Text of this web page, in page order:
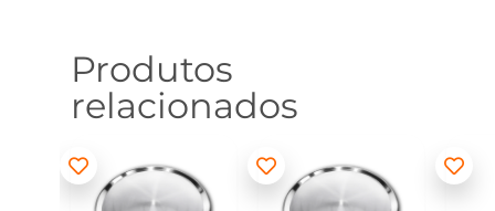
Produtos
relacionados